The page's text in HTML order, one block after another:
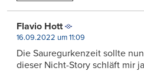
Flavio Hott
16.09.2022 um 11:09
Die Sauregurkenzeit sollte
dieser Nicht-Story schläft mir